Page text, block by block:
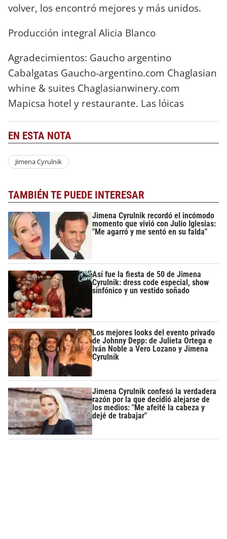
volver, los encontró mejores y más unidos.
Producción integral Alicia Blanco
Agradecimientos: Gaucho argentino
Cabalgatas Gaucho-argentino.com Chaglasian
whine & suites Chaglasianwinery.com
Mapicsa hotel y restaurante. Las lóicas
EN ESTA NOTA
Jimena Cyrulnik
TAMBIÉN TE PUEDE INTERESAR
Jimena Cyrulnik recordó el incómodo
momento que vivió con Julio Iglesias:
"Me agarró y me sentó en su falda"
Así fue la fiesta de 50 de Jimena
Cyrulnik: dress code especial, show
sinfónico y un vestido soñado
Los mejores looks del evento privado
de Johnny Depp: de Julieta Ortega e
Iván Noble a Vero Lozano y Jimena
Cyrulnik
Jimena Cyrulnik confesó la verdadera
razón por la que decidió alejarse de
los medios: "Me afeité la cabeza y
dejé de trabajar"